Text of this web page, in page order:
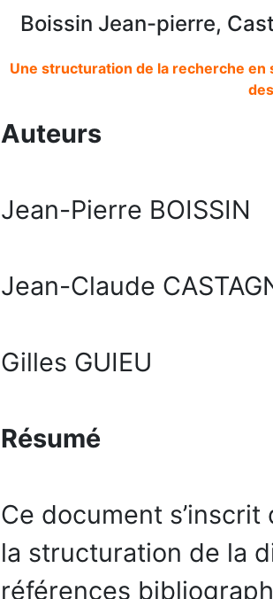
Boissin Jean-pierre,
Une structuration de la recherche
Auteurs
Jean-Pierre BOISSIN
Jean-Claude
Gilles GUIEU
Résumé
Ce document
la structuration de la
références